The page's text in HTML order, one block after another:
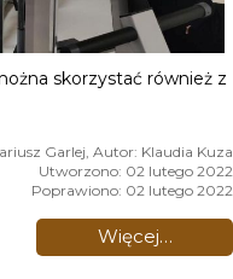
skorzystać również z
Garlej, Autor: Klaudia Kuza
Utworzono: 02 lutego 2022
Poprawiono: 02 lutego 2022
Więcej…